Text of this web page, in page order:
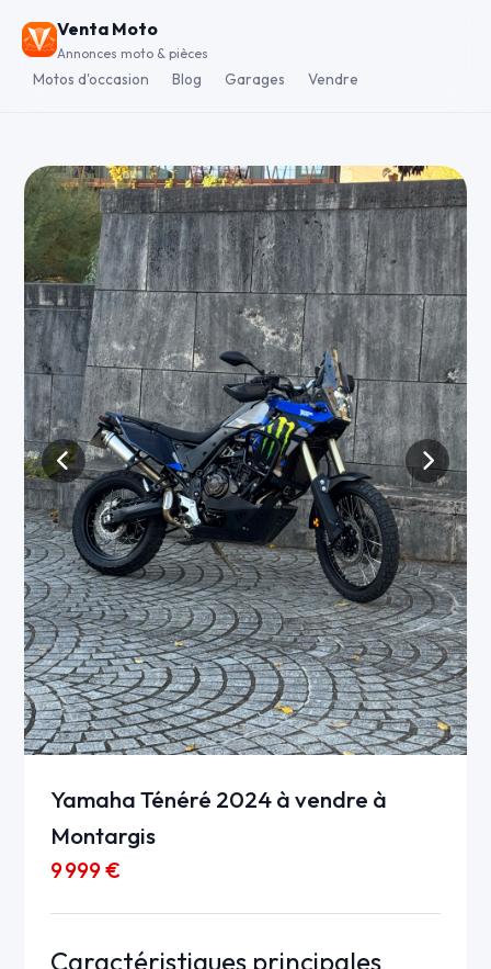
Venta Moto
Annonces moto & pièces
Motos d'occasion Blog Garages Vendre
Yamaha Ténéré 2024 à vendre à
Montargis
9 999 €
Caractéristiques principales